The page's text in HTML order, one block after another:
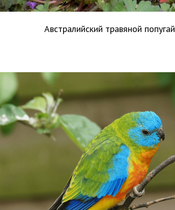
Австралийский травяной попугай